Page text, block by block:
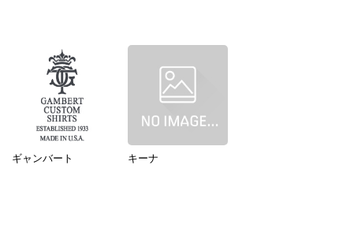
ギャンバート キーナ